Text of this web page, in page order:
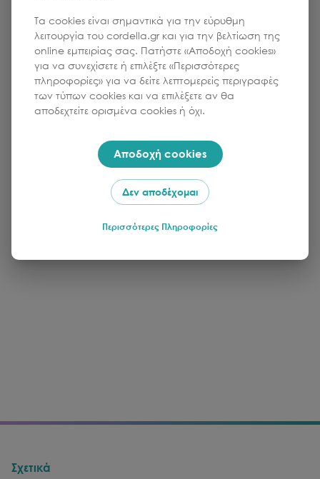
Σχετικά
Τα cookies είναι σημαντικά για την εύρυθμη
λειτουργία του cordella.gr και για την βελτίωση της
online εμπειρίας σας. Πατήστε «Αποδοχή cookies»
για να συνεχίσετε ή επιλέξτε «Περισσότερες
πληροφορίες» για να δείτε λεπτομερείς περιγραφές
των τύπων cookies και να επιλέξετε αν θα
αποδεχτείτε ορισμένα cookies ή όχι.
Αποδοχή cookies
Δεν αποδέχομαι
Περισσότερες Πληροφορίες